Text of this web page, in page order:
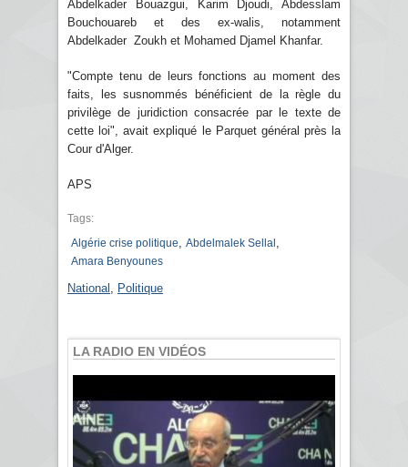
Abdelkader Bouazgui, Karim Djoudi, Abdesslam
Bouchouareb et des ex-walis, notamment
Abdelkader Zoukh et Mohamed Djamel Khanfar.
"Compte tenu de leurs fonctions au moment des
faits, les susnommés bénéficient de la règle du
privilège de juridiction consacrée par le texte de
cette loi", avait expliqué le Parquet général près la
Cour d'Alger.
APS
Tags:
Algérie crise politique
Abdelmalek Sellal
Amara Benyounes
National Politique
LA RADIO EN VIDÉOS